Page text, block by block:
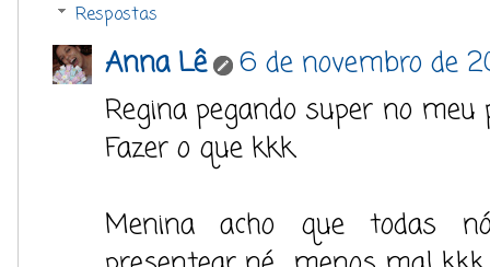
Respostas
Anna Lê
6 de novembro de
Regina pegando super no meu
Fazer o que kkk.
Menina acho que todas